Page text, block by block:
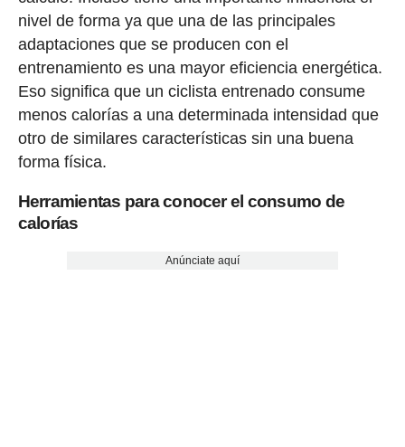
nivel de forma ya que una de las principales
adaptaciones que se producen con el
entrenamiento es una mayor eficiencia energética.
Eso significa que un ciclista entrenado consume
menos calorías a una determinada intensidad que
otro de similares características sin una buena
forma física.
Herramientas para conocer el consumo de
calorías
Anúnciate aquí